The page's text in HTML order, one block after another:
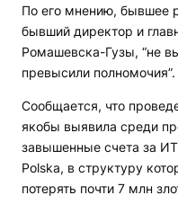
По его мнению, бывшее
бывший директор и
Ромашевска-Гузы, “не
превысили полномочия”.
Сообщается, что
якобы выявила среди
завышенные счета за
Polska, в структуру
потерять почти 7 млн